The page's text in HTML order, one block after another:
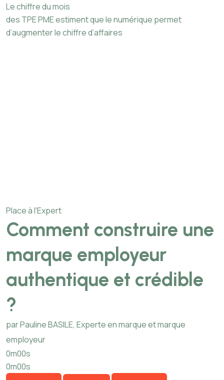
Le chiffre du mois
des TPE PME estiment que le numérique permet
d’augmenter le chiffre d’affaires
Place à l'Expert
Comment construire une
marque employeur
authentique et crédible
?
par Pauline BASILE, Experte en marque et marque
employeur
0m00s
0m00s